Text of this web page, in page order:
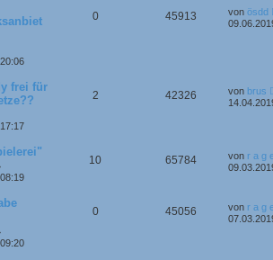
0 45913 von ösdd
frei für
2 42326 von brus
10 65784 von r a g
0 45056 von r a g